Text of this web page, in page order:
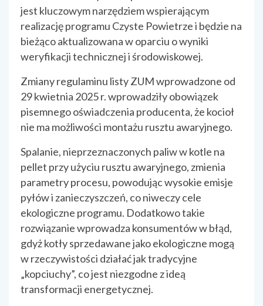
jest kluczowym narzędziem wspierającym
realizację programu Czyste Powietrze i będzie na
bieżąco aktualizowana w oparciu o wyniki
weryfikacji technicznej i środowiskowej.
Zmiany regulaminu listy ZUM wprowadzone od
29 kwietnia 2025 r. wprowadziły obowiązek
pisemnego oświadczenia producenta, że kocioł
nie ma możliwości montażu rusztu awaryjnego.
Spalanie, nieprzeznaczonych paliw w kotle na
pellet przy użyciu rusztu awaryjnego, zmienia
parametry procesu, powodując wysokie emisje
pyłów i zanieczyszczeń, co niweczy cele
ekologiczne programu. Dodatkowo takie
rozwiązanie wprowadza konsumentów w błąd,
gdyż kotły sprzedawane jako ekologiczne mogą
w rzeczywistości działać jak tradycyjne
„kopciuchy”, co jest niezgodne z ideą
transformacji energetycznej.